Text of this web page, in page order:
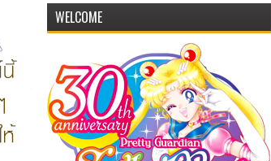
WELCOME